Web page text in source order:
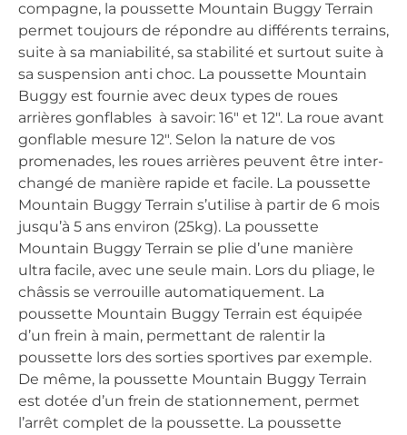
compagne, la poussette Mountain Buggy Terrain
permet toujours de répondre au différents terrains,
suite à sa maniabilité, sa stabilité et surtout suite à
sa suspension anti choc. La poussette Mountain
Buggy est fournie avec deux types de roues
arrières gonflables à savoir: 16″ et 12″. La roue avant
gonflable mesure 12″. Selon la nature de vos
promenades, les roues arrières peuvent être inter-
changé de manière rapide et facile. La poussette
Mountain Buggy Terrain s’utilise à partir de 6 mois
jusqu’à 5 ans environ (25kg). La poussette
Mountain Buggy Terrain se plie d’une manière
ultra facile, avec une seule main. Lors du pliage, le
châssis se verrouille automatiquement. La
poussette Mountain Buggy Terrain est équipée
d’un frein à main, permettant de ralentir la
poussette lors des sorties sportives par exemple.
De même, la poussette Mountain Buggy Terrain
est dotée d’un frein de stationnement, permet
l’arrêt complet de la poussette. La poussette